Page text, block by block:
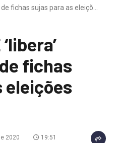
fichas sujas para as eleiçõ...
fichas
eleições
2020 19:51